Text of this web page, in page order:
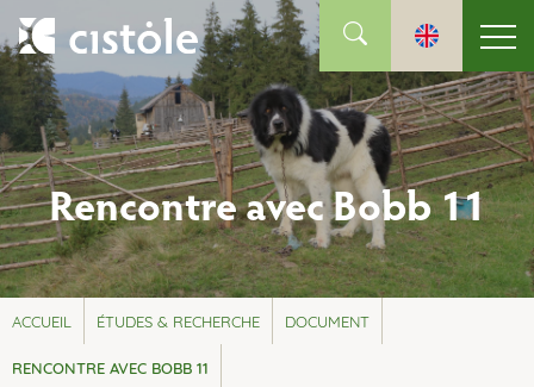
Rencontre avec Bobb 11
ACCUEIL ÉTUDES & RECHERCHE DOCUMENT
RENCONTRE AVEC BOBB 11